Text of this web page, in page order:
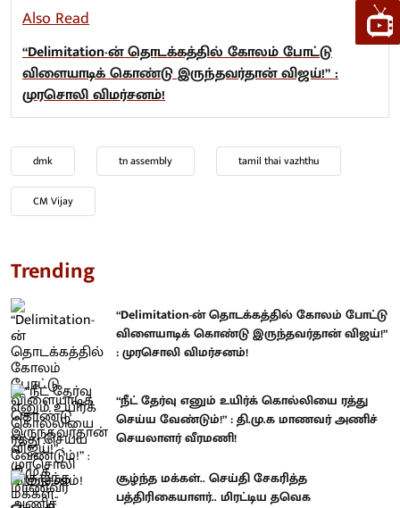
Also Read
“Delimitation-ன் தொடக்கத்தில் கோலம் போட்டு
விளையாடிக் கொண்டு இருந்தவர்தான் விஜய்!” :
முரசொலி விமர்சனம்!
dmk tn assembly tamil thai vazhthu
CM Vijay
Trending
“Delimitation-ன் தொடக்கத்தில் கோலம் போட்டு
விளையாடிக் கொண்டு இருந்தவர்தான் விஜய்!”
: முரசொலி விமர்சனம்!
“நீட் தேர்வு எனும் உயிர்க் கொல்லியை ரத்து
செய்ய வேண்டும்!” : தி.மு.க மாணவர் அணிச்
செயலாளர் வீரமணி!
சூழ்ந்த மக்கள்.. செய்தி சேகரித்த
பத்திரிகையாளர்.. மிரட்டிய தவெக